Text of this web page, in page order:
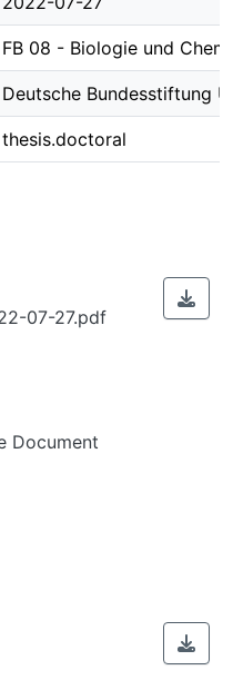
FB 08 - Biologie und
Deutsche Bundesstiftung
thesis.doctoral
07-27.pdf
Document